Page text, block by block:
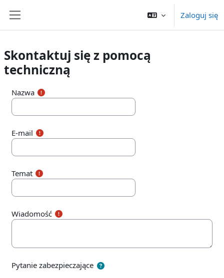
Zaloguj się
Skontaktuj się z pomocą
techniczną
Nazwa
E-mail
Temat
Wiadomość
Pytanie zabezpieczające